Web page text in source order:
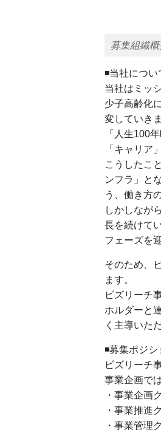
募集組織概
◾️当社につ
当社はミッ
少子高齢化
変していきま
「人生100
「キャリア
こうしたこ
ンフラ」と
う、働き方
しかしなが
長を続けて
フェーズを
そのため、
ます。
ビズリーチ
ホルダーと
く主導いた
◾️募集ポジ
ビズリーチ
事業企画で
・事業企画
・事業推進
・事業管理